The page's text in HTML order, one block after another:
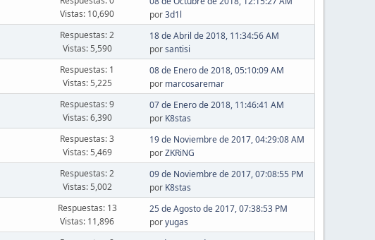
Vistas: 10,690
por3d1l
Respuestas: 2
Vistas: 5,590
18 de Abril de 2018, 11:34:56 AM
porsantisi
Respuestas: 1
Vistas: 5,225
08 de Enero de 2018, 05:10:09 AM
por marcosaremar
Respuestas: 9
Vistas: 6,390
07 de Enero de 2018, 11:46:41 AM
por K8stas
Respuestas: 3
Vistas: 5,469
19 de Noviembre de 2017, 04:29:08 AM
porZKRiNG
Respuestas: 2
Vistas: 5,002
09 de Noviembre de 2017, 07:08:55 PM
por K8stas
Respuestas: 13
Vistas: 11,896
25 de Agosto de 2017, 07:38:53 PM
poryugas